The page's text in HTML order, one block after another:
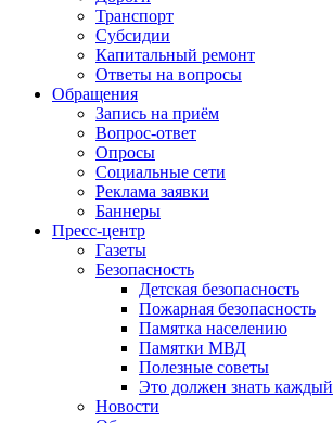
Транспорт
Субсидии
Капитальный ремонт
Ответы на вопросы
Обращения
Запись на приём
Вопрос-ответ
Опросы
Социальные сети
Реклама заявки
Баннеры
Пресс-центр
Газеты
Безопасность
Детская безопасность
Пожарная безопасность
Памятка населению
Памятки МВД
Полезные советы
Это должен знать каждый
Новости